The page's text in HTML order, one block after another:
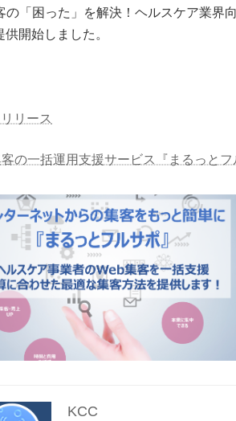
:
の「困った」を解決！ヘルスケア業界
供開始しました。
リース
の一括運用支援サービス『まるっとフ
KCC